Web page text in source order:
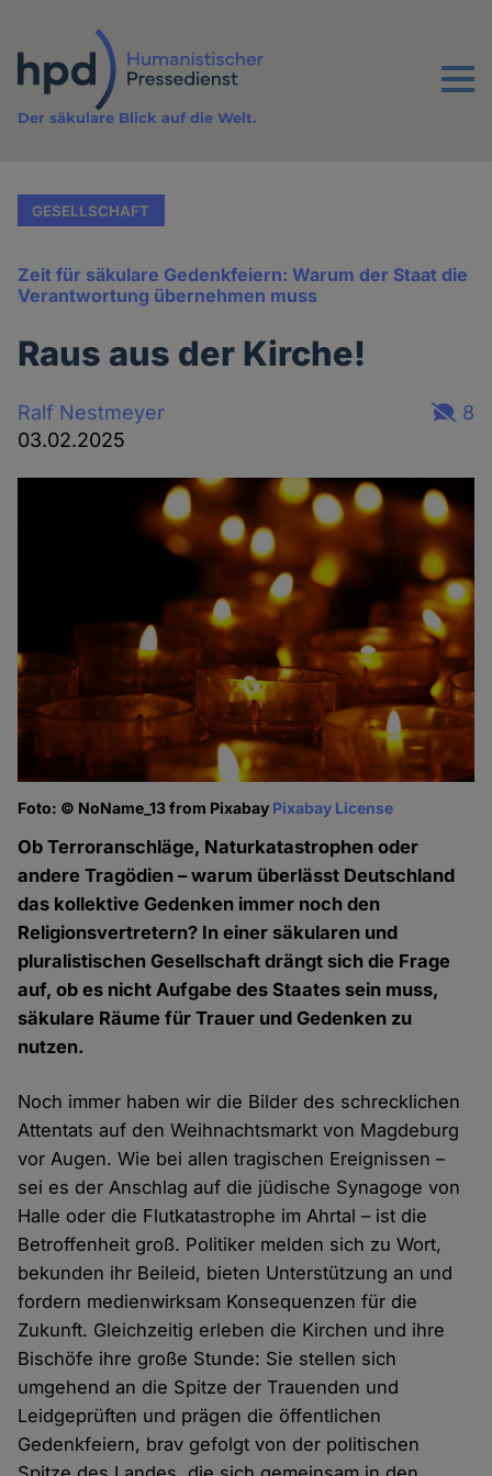
Inhalt
Menu
Der säkulare Blick auf die Welt.
GESELLSCHAFT
Zeit für säkulare Gedenkfeiern: Warum der Staat die
Verantwortung übernehmen muss
Raus aus der Kirche!
Ralf Nestmeyer
03.02.2025
8
Foto: © NoName_13 from Pixabay Pixabay License
Ob Terroranschläge, Naturkatastrophen oder
andere Tragödien – warum überlässt Deutschland
das kollektive Gedenken immer noch den
Religionsvertretern? In einer säkularen und
pluralistischen Gesellschaft drängt sich die Frage
auf, ob es nicht Aufgabe des Staates sein muss,
säkulare Räume für Trauer und Gedenken zu
nutzen.
Noch immer haben wir die Bilder des schrecklichen
Attentats auf den Weihnachtsmarkt von Magdeburg
vor Augen. Wie bei allen tragischen Ereignissen –
sei es der Anschlag auf die jüdische Synagoge von
Halle oder die Flutkatastrophe im Ahrtal – ist die
Betroffenheit groß. Politiker melden sich zu Wort,
bekunden ihr Beileid, bieten Unterstützung an und
fordern medienwirksam Konsequenzen für die
Zukunft. Gleichzeitig erleben die Kirchen und ihre
Bischöfe ihre große Stunde: Sie stellen sich
umgehend an die Spitze der Trauenden und
Leidgeprüften und prägen die öffentlichen
Gedenkfeiern, brav gefolgt von der politischen